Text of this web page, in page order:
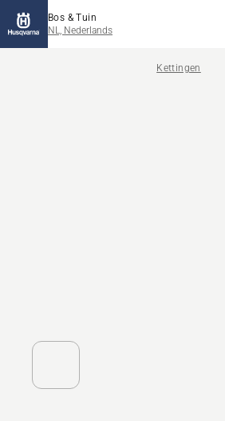
Bos & Tuin
NL, Nederlands
Kettingen